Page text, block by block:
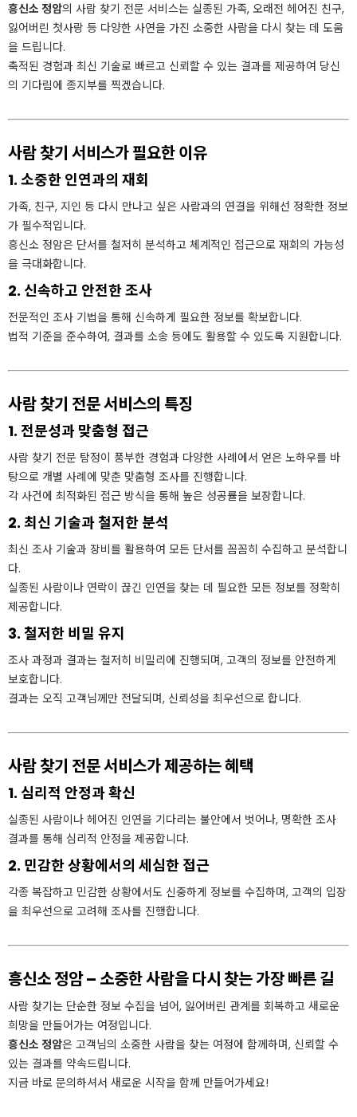
흥신소 정암의 사람 찾기 전문 서비스는 실종된 가족, 오래전 헤어진 친구,
잃어버린 첫사랑 등 다양한 사연을 가진 소중한 사람을 다시 찾는 데 도움
을 드립니다.
축적된 경험과 최신 기술로 빠르고 신뢰할 수 있는 결과를 제공하여 당신
의 기다림에 종지부를 찍겠습니다.
사람 찾기 서비스가 필요한 이유
1. 소중한 인연과의 재회
가족, 친구, 지인 등 다시 만나고 싶은 사람과의 연결을 위해선 정확한 정보
가 필수적입니다.
흥신소 정암은 단서를 철저히 분석하고 체계적인 접근으로 재회의 가능성
을 극대화합니다.
2. 신속하고 안전한 조사
전문적인 조사 기법을 통해 신속하게 필요한 정보를 확보합니다.
법적 기준을 준수하여, 결과를 소송 등에도 활용할 수 있도록 지원합니다.
사람 찾기 전문 서비스의 특징
1. 전문성과 맞춤형 접근
사람 찾기 전문 탐정이 풍부한 경험과 다양한 사례에서 얻은 노하우를 바
탕으로 개별 사례에 맞춘 맞춤형 조사를 진행합니다.
각 사건에 최적화된 접근 방식을 통해 높은 성공률을 보장합니다.
2. 최신 기술과 철저한 분석
최신 조사 기술과 장비를 활용하여 모든 단서를 꼼꼼히 수집하고 분석합니
다.
실종된 사람이나 연락이 끊긴 인연을 찾는 데 필요한 모든 정보를 정확히
제공합니다.
3. 철저한 비밀 유지
조사 과정과 결과는 철저히 비밀리에 진행되며, 고객의 정보를 안전하게
보호합니다.
결과는 오직 고객님께만 전달되며, 신뢰성을 최우선으로 합니다.
사람 찾기 전문 서비스가 제공하는 혜택
1. 심리적 안정과 확신
실종된 사람이나 헤어진 인연을 기다리는 불안에서 벗어나, 명확한 조사
결과를 통해 심리적 안정을 제공합니다.
2. 민감한 상황에서의 세심한 접근
각종 복잡하고 민감한 상황에서도 신중하게 정보를 수집하며, 고객의 입장
을 최우선으로 고려해 조사를 진행합니다.
흥신소 정암 – 소중한 사람을 다시 찾는 가장 빠른 길
사람 찾기는 단순한 정보 수집을 넘어, 잃어버린 관계를 회복하고 새로운
희망을 만들어가는 여정입니다.
흥신소 정암은 고객님의 소중한 사람을 찾는 여정에 함께하며, 신뢰할 수
있는 결과를 약속드립니다.
지금 바로 문의하셔서 새로운 시작을 함께 만들어가세요!